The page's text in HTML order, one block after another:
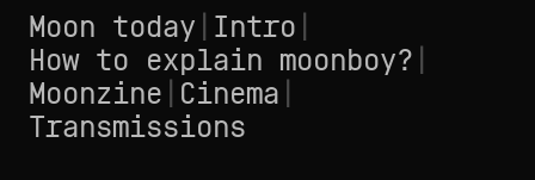
Moon today Intro
How to explain moonboy?
Moonzine Cinema
Transmissions